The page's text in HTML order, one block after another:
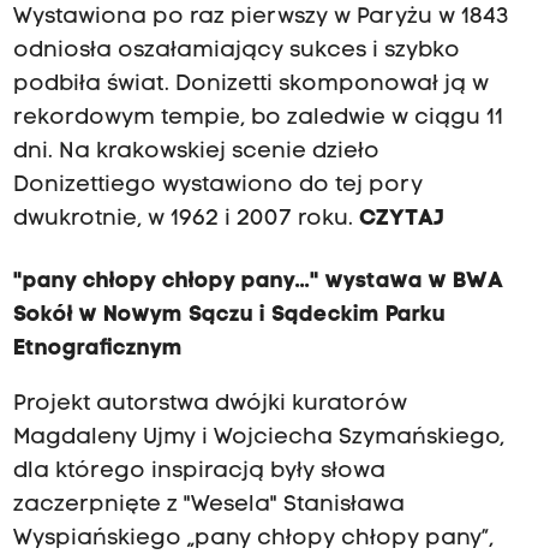
Wystawiona po raz pierwszy w Paryżu w 1843
odniosła oszałamiający sukces i szybko
podbiła świat. Donizetti skomponował ją w
rekordowym tempie, bo zaledwie w ciągu 11
dni. Na krakowskiej scenie dzieło
Donizettiego wystawiono do tej pory
dwukrotnie, w 1962 i 2007 roku. CZYTAJ
"pany chłopy chłopy pany..." wystawa w BWA
Sokół w Nowym Sączu i Sądeckim Parku
Etnograficznym
Projekt autorstwa dwójki kuratorów
Magdaleny Ujmy i Wojciecha Szymańskiego,
dla którego inspiracją były słowa
zaczerpnięte z "Wesela" Stanisława
Wyspiańskiego „pany chłopy chłopy pany”,